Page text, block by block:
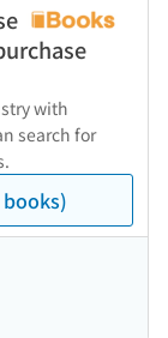
with
search for